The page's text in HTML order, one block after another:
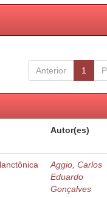
Anterior 1
Autor(es)
Aggio, Carlos
Eduardo
Gonçalves